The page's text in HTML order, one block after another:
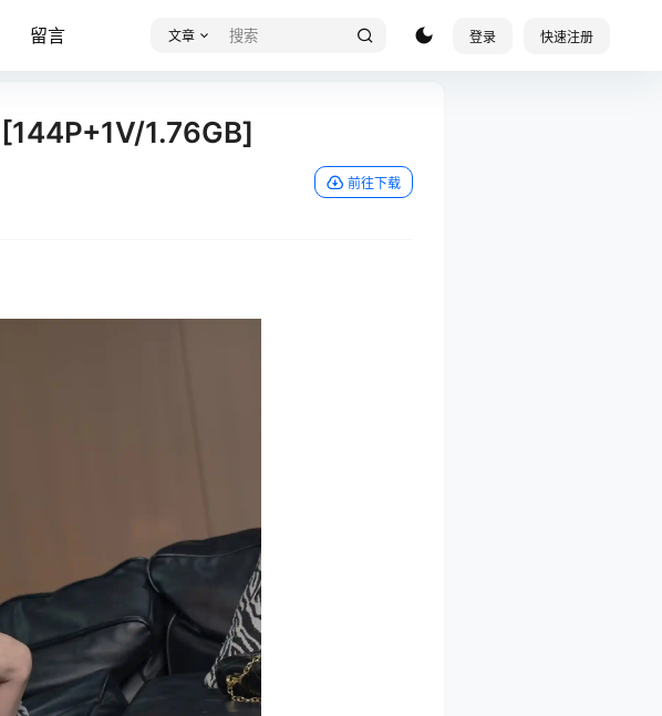
留言 文章 登录 快速注册
1.76GB]
前往下载